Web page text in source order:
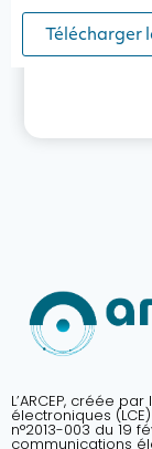
Télécharger
L’ARCEP, créée
électroniques
n°2013-003 du 19
communications